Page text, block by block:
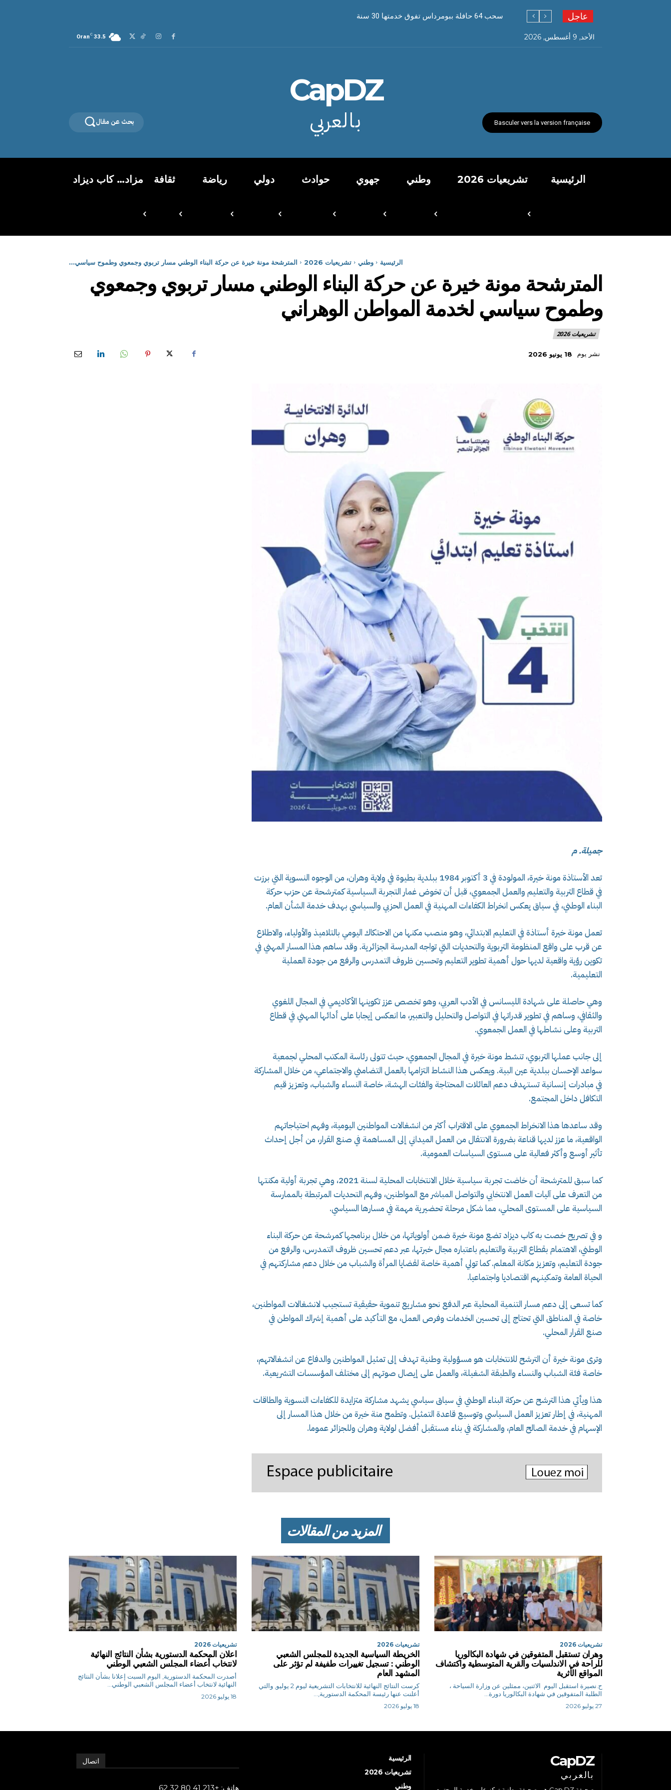
عاجل سحب 64 حافلة ببومرداس تفوق خدمتها 30 سنة
الأحد, 9 أغسطس, 2026 33.5
C
Oran
Basculer vers la version française
CapDZ
بالعربي بحث عن مقال
الرئيسية تشريعيات 2026 وطني جهوي حوادث دولي رياضة ثقافة مزاد… كاب ديزاد
الرئيسية وطني تشريعيات 2026 المترشحة مونة خيرة عن حركة البناء الوطني مسار تربوي وجمعوي وطموح سياسي...
المترشحة مونة خيرة عن حركة البناء الوطني مسار تربوي وجمعوي
وطموح سياسي لخدمة المواطن الوهراني
تشريعيات 2026
نشر يوم 18 يونيو 2026
جميلة. م
تعد الأستاذة مونة خيرة، المولودة في 3 أكتوبر 1984 ببلدية بطيوة في ولاية وهران، من الوجوه النسوية التي برزت
في قطاع التربية والتعليم والعمل الجمعوي، قبل أن تخوض غمار التجربة السياسية كمترشحة عن حزب حركة
البناء الوطني، في سياق يعكس انخراط الكفاءات المهنية في العمل الحزبي والسياسي بهدف خدمة الشأن العام.
تعمل مونة خيرة أستاذة في التعليم الابتدائي، وهو منصب مكنها من الاحتكاك اليومي بالتلاميذ والأولياء، والاطلاع
عن قرب على واقع المنظومة التربوية والتحديات التي تواجه المدرسة الجزائرية. وقد ساهم هذا المسار المهني في
تكوين رؤية واقعية لديها حول أهمية تطوير التعليم وتحسين ظروف التمدرس والرفع من جودة العملية
التعليمية.
وهي حاصلة على شهادة الليسانس في الأدب العربي، وهو تخصص عزز تكوينها الأكاديمي في المجال اللغوي
والثقافي، وساهم في تطوير قدراتها في التواصل والتحليل والتعبير، ما انعكس إيجابا على أدائها المهني في قطاع
التربية وعلى نشاطها في العمل الجمعوي.
إلى جانب عملها التربوي، تنشط مونة خيرة في المجال الجمعوي، حيث تتولى رئاسة المكتب المحلي لجمعية
سواعد الإحسان ببلدية عين البية. ويعكس هذا النشاط التزامها بالعمل التضامني والاجتماعي، من خلال المشاركة
في مبادرات إنسانية تستهدف دعم العائلات المحتاجة والفئات الهشة، خاصة النساء والشباب، وتعزيز قيم
التكافل داخل المجتمع.
وقد ساعدها هذا الانخراط الجمعوي على الاقتراب أكثر من انشغالات المواطنين اليومية، وفهم احتياجاتهم
الواقعية، ما عزز لديها قناعة بضرورة الانتقال من العمل الميداني إلى المساهمة في صنع القرار، من أجل إحداث
تأثير أوسع وأكثر فعالية على مستوى السياسات العمومية.
كما سبق للمترشحة أن خاضت تجربة سياسية خلال الانتخابات المحلية لسنة 2021، وهي تجربة أولية مكنتها
من التعرف على آليات العمل الانتخابي والتواصل المباشر مع المواطنين، وفهم التحديات المرتبطة بالممارسة
السياسية على المستوى المحلي، مما شكل مرحلة تحضيرية مهمة في مسارها السياسي.
و في تصريح خصت به كاب ديزاد تضع مونة خيرة ضمن أولوياتها، من خلال برنامجها كمرشحة عن حركة البناء
الوطني، الاهتمام بقطاع التربية والتعليم باعتباره مجال خبرتها، عبر دعم تحسين ظروف التمدرس، والرفع من
جودة التعليم، وتعزيز مكانة المعلم. كما تولي أهمية خاصة لقضايا المرأة والشباب من خلال دعم مشاركتهم في
الحياة العامة وتمكينهم اقتصاديا واجتماعيا.
كما تسعى إلى دعم مسار التنمية المحلية عبر الدفع نحو مشاريع تنموية حقيقية تستجيب لانشغالات المواطنين،
خاصة في المناطق التي تحتاج إلى تحسين الخدمات وفرص العمل، مع التأكيد على أهمية إشراك المواطن في
صنع القرار المحلي.
وترى مونة خيرة أن الترشح للانتخابات هو مسؤولية وطنية تهدف إلى تمثيل المواطنين والدفاع عن انشغالاتهم،
خاصة فئة الشباب والنساء والطبقة الشغيلة، والعمل على إيصال صوتهم إلى مختلف المؤسسات التشريعية.
هذا ويأتي هذا الترشح عن حركة البناء الوطني في سياق سياسي يشهد مشاركة متزايدة للكفاءات النسوية والطاقات
المهنية، في إطار تعزيز العمل السياسي وتوسيع قاعدة التمثيل. وتطمح منة خيرة من خلال هذا المسار إلى
الإسهام في خدمة الصالح العام، والمشاركة في بناء مستقبل أفضل لولاية وهران وللجزائر عموما.
المزيد من المقالات
تشريعيات 2026
وهران تستقبل المتفوقين في شهادة البكالوريا
للراحة في الاندلسيات والقرية المتوسطية واكتشاف
المواقع الأثرية
ح.نصيرة استقبل اليوم الاثنين، ممثلين عن وزارة السياحة ،
الطلبة المتفوقين في شهادة البكالوريا دورة...
27 يوليو 2026
تشريعيات 2026
الخريطة السياسية الجديدة للمجلس الشعبي
الوطني : تسجيل تغييرات طفيفة لم تؤثر على
المشهد العام
كرست النتائج النهائية للانتخابات التشريعية ليوم 2 يوليو, والتي
أعلنت عنها رئيسة المحكمة الدستورية,...
18 يوليو 2026
تشريعيات 2026
اعلان المحكمة الدستورية بشأن النتائج النهائية
لانتخاب أعضاء المجلس الشعبي الوطني
أصدرت المحكمة الدستورية, اليوم السبت إعلانا بشأن النتائج
النهائية لانتخاب أعضاء المجلس الشعبي الوطني...
18 يوليو 2026
CapDZ
بالعربي
الرئيسية
تشريعيات 2026
وطني
اتصال
هاتف: +213 41 80 32 62